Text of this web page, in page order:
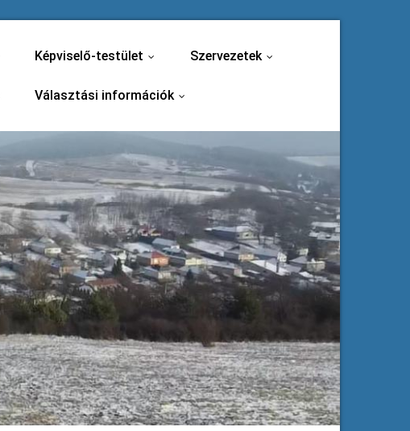
Képviselő-testület Szervezetek
Választási információk